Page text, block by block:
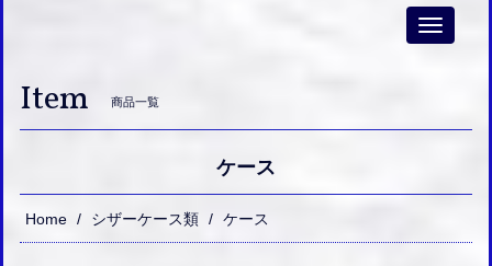
Toggle
Item 商品一覧
ケース
Home シザーケース類 ケース